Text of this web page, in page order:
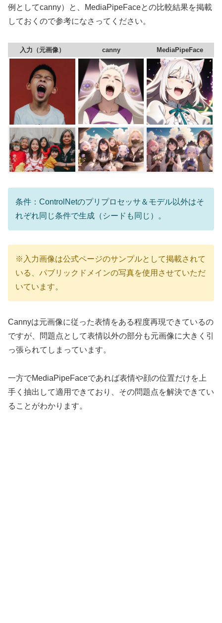
例としてcanny）と、MediaPipeFaceとの比較結果を掲載
しておくので参考になさってください。
入力（元画像） canny MediaPipeFace
条件：ControlNetのプリプロセッサ＆モデル以外はそ
れぞれ同じ条件で生成（シードも同じ）。
※入力画像は公式ページのサンプルとして掲載されて
いる、パブリックドメインの写真を使用させていただ
いています。
Cannyは元画像に従った表情をある程度再現できているの
ですが、問題点として表情以外の部分も元画像に大きく引
っ張られてしまっています。
一方でMediaPipeFaceであれば表情や顔の位置だけを上
手く抽出して適用できており、その問題点を解決できてい
ることがわかります。